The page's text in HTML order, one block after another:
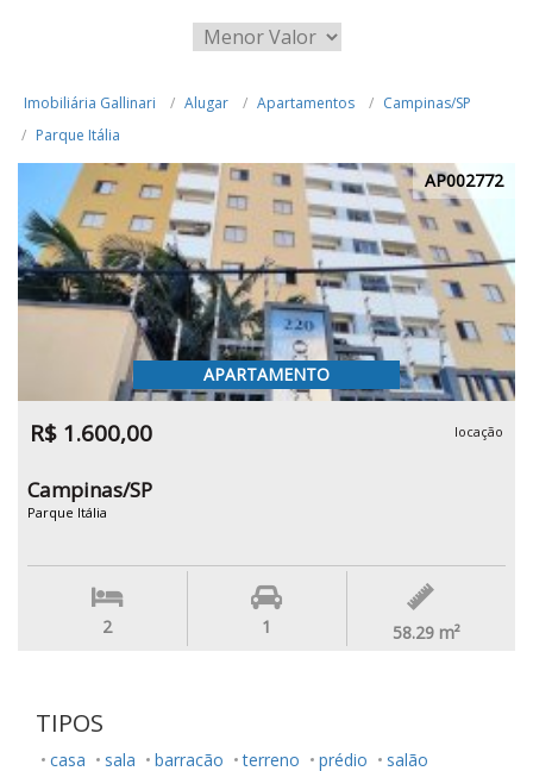
Imobiliária Gallinari Alugar Apartamentos
Campinas/SP
Parque Itália
AP002772
APARTAMENTO
R$ 1.600,00 locação
Campinas/SP
Parque Itália
2 1 58.29 m²
TIPOS
casa sala barracão terreno prédio
salão